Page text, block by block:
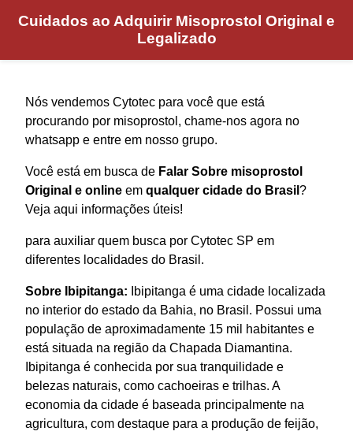
Cuidados ao Adquirir Misoprostol Original e
Legalizado
Nós vendemos Cytotec para você que está
procurando por misoprostol, chame-nos agora no
whatsapp e entre em nosso grupo.
Você está em busca de Falar Sobre misoprostol
Original e online em qualquer cidade do Brasil ?
Veja aqui informações úteis!
para auxiliar quem busca por Cytotec SP em
diferentes localidades do Brasil.
Sobre Ibipitanga: Ibipitanga é uma cidade localizada
no interior do estado da Bahia, no Brasil. Possui uma
população de aproximadamente 15 mil habitantes e
está situada na região da Chapada Diamantina.
Ibipitanga é conhecida por sua tranquilidade e
belezas naturais, como cachoeiras e trilhas. A
economia da cidade é baseada principalmente na
agricultura, com destaque para a produção de feijão,